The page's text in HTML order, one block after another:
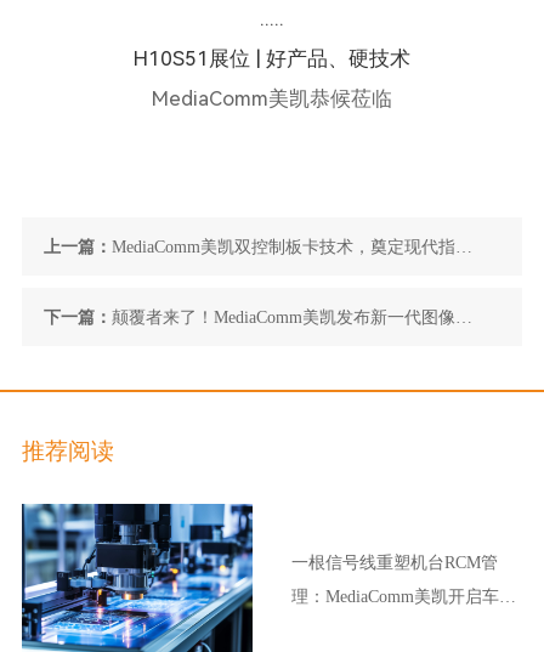
.....
H10S51展位 | 好产品、硬技术
MediaComm美凯恭候莅临
上一篇： MediaComm美凯双控制板卡技术，奠定现代指挥
控制安全基础
下一篇： 颠覆者来了！MediaComm美凯发布新一代图像拼
推荐阅读
一根信号线重塑机台RCM管
理：MediaComm美凯开启车企